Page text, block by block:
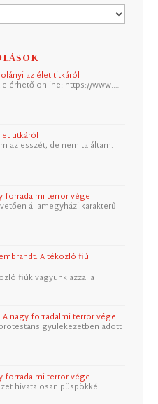
az élet titkáról
online: https://www.…
titkáról
az esszét, de nem találtam.
forradalmi terror vége
államegyházi karakterű
A tékozló fiú
fiúk vagyunk azzal a
A nagy forradalmi terror vége
gyülekezetben adott
forradalmi terror vége
hivatalosan püspökké